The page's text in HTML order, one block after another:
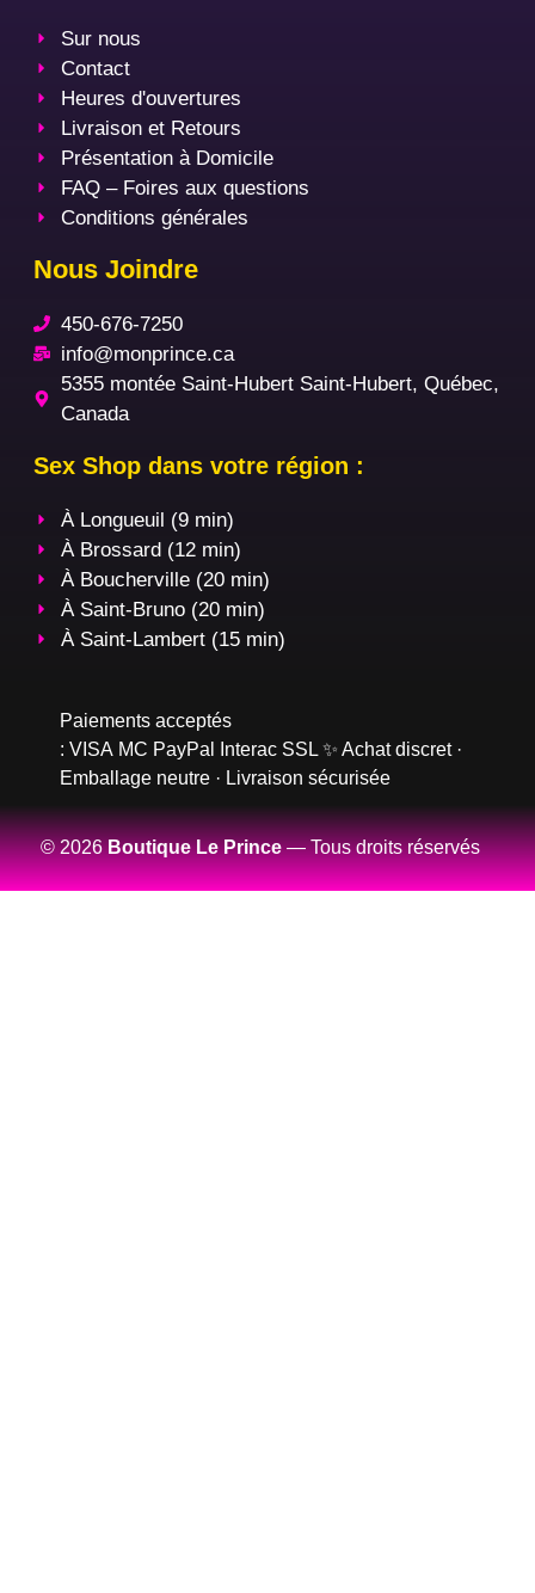
Sur nous
Contact
Heures d'ouvertures
Livraison et Retours
Présentation à Domicile
FAQ – Foires aux questions
Conditions générales
Nous Joindre
450-676-7250
info@monprince.ca
5355 montée Saint-Hubert Saint-Hubert, Québec,
Canada
Sex Shop dans votre région :
À Longueuil (9 min)
À Brossard (12 min)
À Boucherville (20 min)
À Saint-Bruno (20 min)
À Saint-Lambert (15 min)
Paiements acceptés
: VISA MC PayPal Interac SSL ✨ Achat discret ·
Emballage neutre · Livraison sécurisée
© 2026Boutique Le Prince— Tous droits réservés